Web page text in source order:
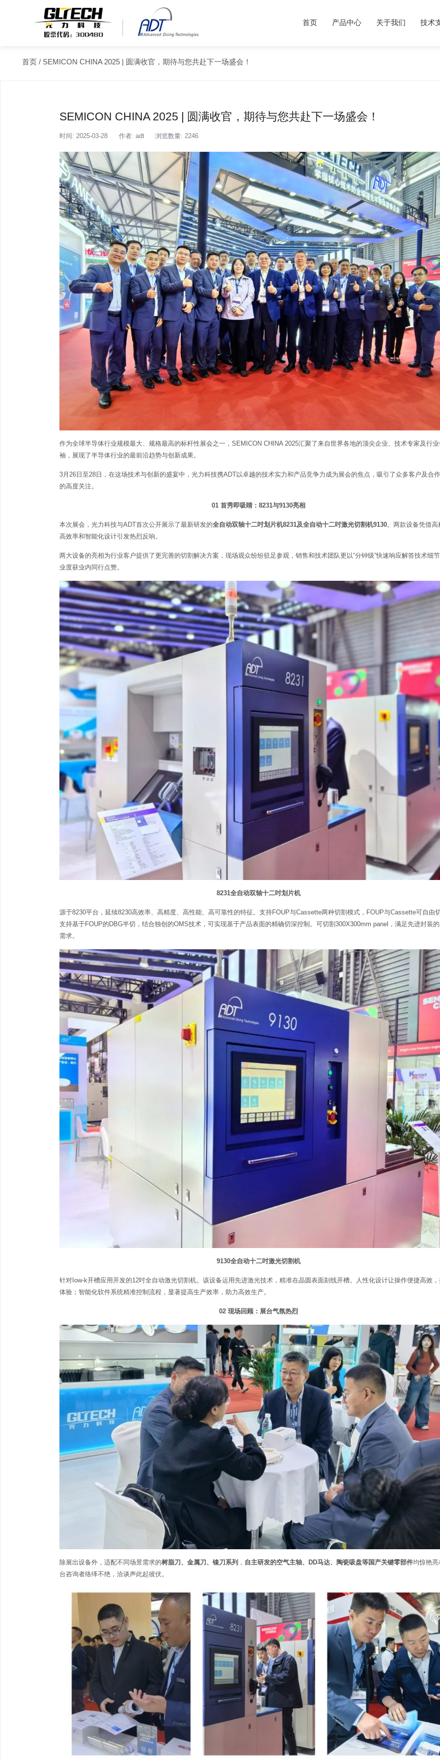
首页 产品中心 关于我们 技术
首页 / SEMICON CHINA 2025 | 圆满收官，期待与您共赴下一场盛会！
SEMICON CHINA 2025 | 圆满收官，期待与您共赴下一场盛会！
时间: 2025-03-28 作者: adt 浏览数量: 2246
作为全球半导体行业规模最大、规格最高的标杆性展会之一，SEMICON CHINA 2025汇聚了来自世界各地的顶尖企业、技术专家及行
袖，展现了半导体行业的最前沿趋势与创新成果。
3月26日至28日，在这场技术与创新的盛宴中，光力科技携ADT以卓越的技术实力和产品竞争力成为展会的焦点，吸引了众多客户及合
的高度关注。
01 首秀即吸睛：8231与9130亮相
本次展会，光力科技与ADT首次公开展示了最新研发的全自动双轴十二吋划片机8231及全自动十二吋激光切割机9130。两款设备凭借高
高效率和智能化设计引发热烈反响。
两大设备的亮相为行业客户提供了更完善的切割解决方案，现场观众纷纷驻足参观，销售和技术团队更以“分钟级”快速响应解答技术细
业度获业内同行点赞。
8231全自动双轴十二吋划片机
源于8230平台，延续8230高效率、高精度、高性能、高可靠性的特征。支持FOUP与Cassette两种切割模式，FOUP与Cassette可自由
支持基于FOUP的DBG半切，结合独创的OMS技术，可实现基于产品表面的精确切深控制。可切割300X300mm panel，满足先进封装
需求。
9130全自动十二吋激光切割机
针对Iow-k开槽应用开发的12吋全自动激光切割机。该设备运用先进激光技术，精准在晶圆表面刻线开槽。人性化设计让操作便捷高效
体验；智能化软件系统精准控制流程，显著提高生产效率，助力高效生产。
02 现场回顾：展台气氛热烈
除展出设备外，适配不同场景需求的树脂刀、金属刀、镍刀系列 ， 自主研发的空气主轴、DD马达、陶瓷吸盘等国产关键零部件均惊艳亮
台咨询者络绎不绝，洽谈声此起彼伏。